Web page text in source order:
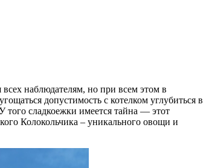
наблюдателям, но при всем этом в
допустимость с котелком углубиться в
сладкоежки имеется тайна — этот
Колокольчика – уникального овощи и